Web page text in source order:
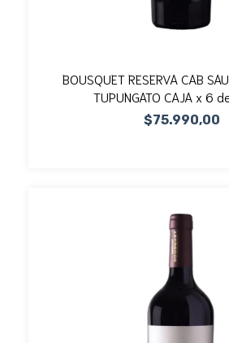
BOUSQUET RESERVA CAB
TUPUNGATO CAJA x 6
$75.990,00